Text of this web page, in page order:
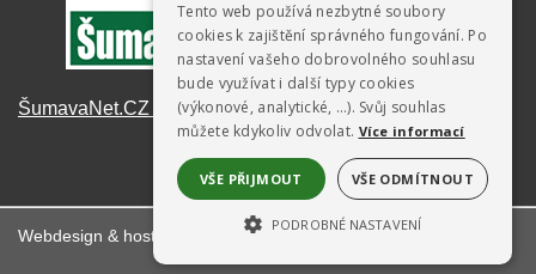
ŠumavaNet.CZ - informace o regionu
Webdesign & hosting: ŠumavaNet.CZ
Tento web používá nezbytné soubory
cookies k zajištění správného fungování. Po
nastavení vašeho dobrovolného souhlasu
bude využívat i další typy cookies
(výkonové, analytické, …). Svůj souhlas
můžete kdykoliv odvolat. Více informací
VŠE PŘIJMOUT VŠE ODMÍTNOUT
PODROBNÉ NASTAVENÍ
NEZBYTNĚ NUTNÉ SOUBORY